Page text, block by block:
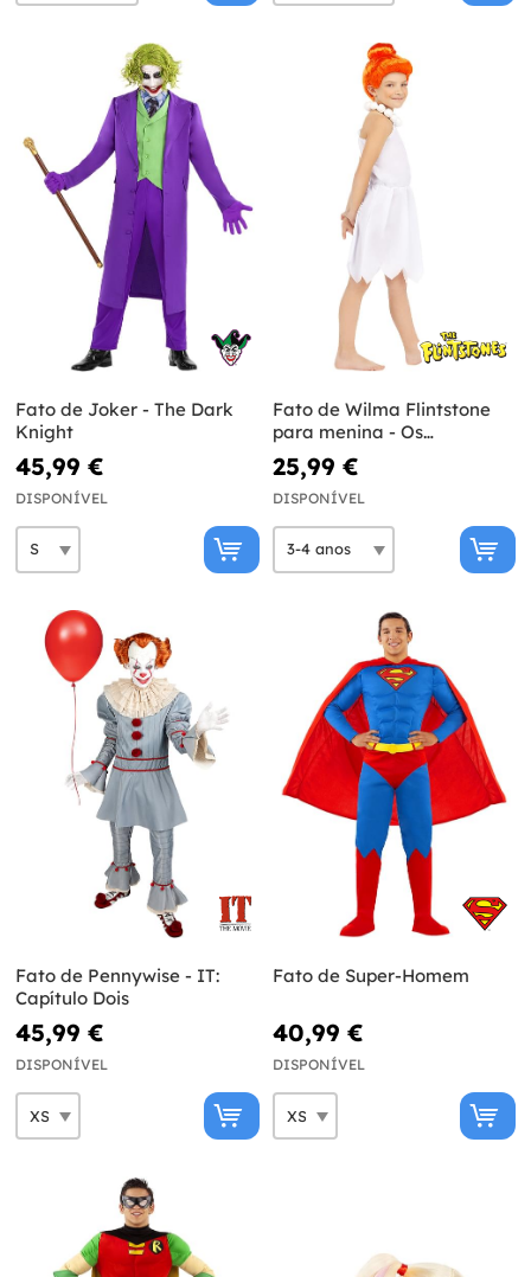
Fato de Joker - The Dark
Knight
45,99 €
DISPONÍVEL
Fato de Wilma Flintstone
para menina - Os
Flintstones
25,99 €
DISPONÍVEL
Fato de Pennywise - IT:
Capítulo Dois
45,99 €
DISPONÍVEL
Fato de Super-Homem
40,99 €
DISPONÍVEL